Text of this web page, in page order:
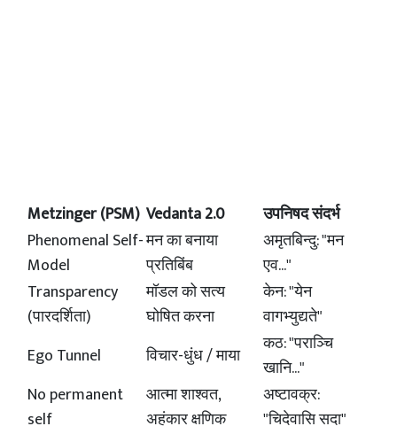
Metzinger (PSM) Vedanta 2.0
उपनिषद संदर्भ
Phenomenal Self-
Model
मन का बनाया
प्रतिबिंब
अमृतबिन्दु: "मन
एव..."
Transparency
(पारदर्शिता)
मॉडल को सत्य
घोषित करना
केन: "येन
वागभ्युद्यते"
Ego Tunnel
विचार-धुंध / माया
कठ: "पराञ्चि
खानि..."
No permanent
self
आत्मा शाश्वत,
अहंकार क्षणिक
अष्टावक्र:
"चिदेवासि सदा"